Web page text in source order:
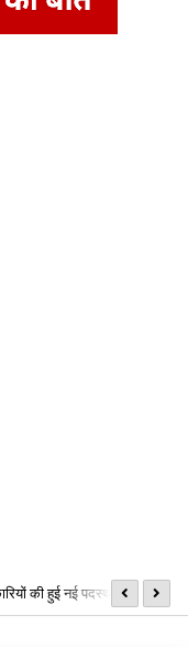
की हुई नई पदस्थापना, छ ग